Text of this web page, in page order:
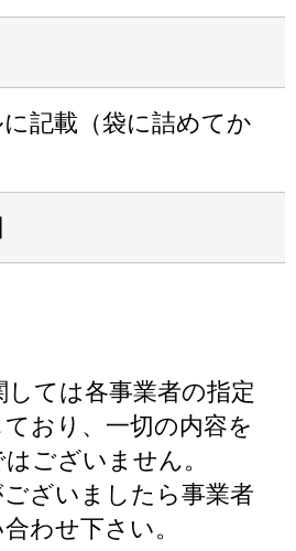
記載（袋に詰めてか
ては各事業者の指定
おり、一切の内容を
ございません。
ざいましたら事業者
わせ下さい。